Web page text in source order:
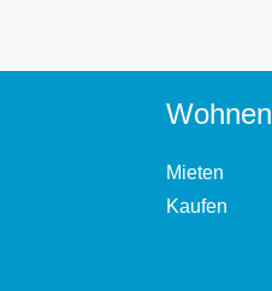
Wohnen
Mieten
Kaufen